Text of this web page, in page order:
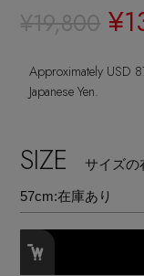
ニット
コート
ブーツ
財布・小物
ボディバッグ
スーツケース
スマートフォ
アイウェア
レッグウェア
アンクレット
チャーム
水着・スイム
CONTENTS
特集一覧
NEW IN BRAND
BRAND NEWS
¥19,800
Approximately USD
Japanese Yen.
SIZE サイズの
57cm:在庫あり